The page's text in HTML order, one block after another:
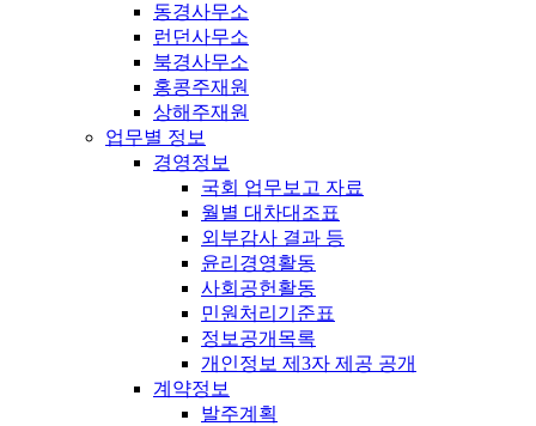
동경사무소
런던사무소
북경사무소
홍콩주재원
상해주재원
업무별 정보
경영정보
국회 업무보고 자료
월별 대차대조표
외부감사 결과 등
윤리경영활동
사회공헌활동
민원처리기준표
정보공개목록
개인정보 제3자 제공 공개
계약정보
발주계획